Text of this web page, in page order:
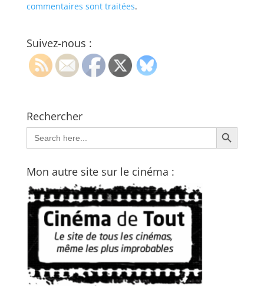
commentaires sont traitées.
Suivez-nous :
Rechercher
Search
for:
Search Button
Mon autre site sur le cinéma :